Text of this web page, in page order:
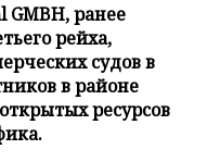
ранее
рейха,
судов в
в районе
ресурсов